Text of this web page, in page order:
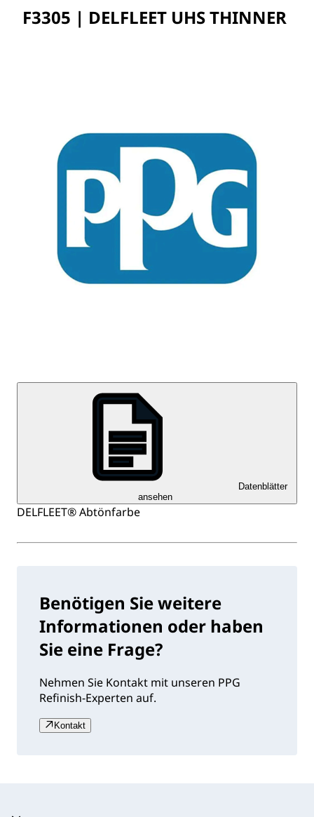
F3305 | DELFLEET UHS THINNER
Datenblätter
ansehen
DELFLEET® Abtönfarbe
Benötigen Sie weitere
Informationen oder haben
Sie eine Frage?
Nehmen Sie Kontakt mit unseren PPG
Refinish-Experten auf.
Kontakt